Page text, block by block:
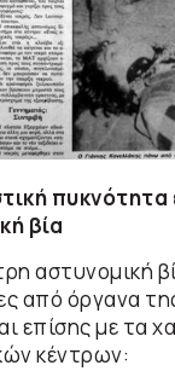
πυκνότητα
βία
αστυνομική
από όργανα
επίσης με τα
κέντρων: